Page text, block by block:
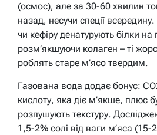
(осмос), але за 30-60 хвилин
назад, несучи спеції
чи кефіру денатурують білки на
розм’якшуючи колаген – ті
роблять старе м’ясо твердим.
Газована вода додає бонус:
кислоту, яка діє м’якше, плюс
розпушують текстуру.
1,5-2% солі від ваги м’яса (15-